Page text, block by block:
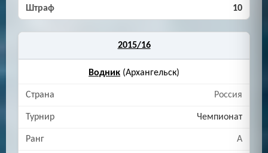
10
2015/16
Водник (Архангельск)
Россия
Чемпионат
A